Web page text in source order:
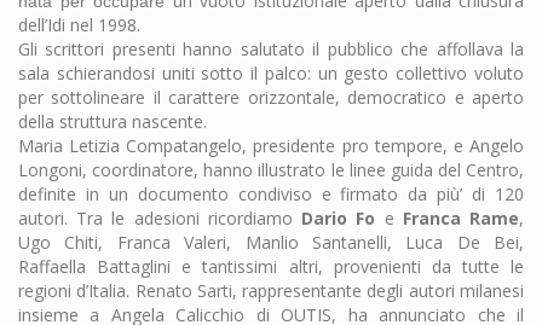
dell’Idi nel 1998.
Gli scrittori presenti hanno salutato il pubblico che affollava la
sala schierandosi uniti sotto il palco: un gesto collettivo voluto
per sottolineare il carattere orizzontale, democratico e aperto
della struttura nascente.
Maria Letizia Compatangelo, presidente pro tempore, e Angelo
Longoni, coordinatore, hanno illustrato le linee guida del Centro,
definite in un documento condiviso e firmato da più’ di 120
autori. Tra le adesioni ricordiamo Dario Fo e Franca Rame,
Ugo Chiti, Franca Valeri, Manlio Santanelli, Luca De Bei,
Raffaella Battaglini e tantissimi altri, provenienti da tutte le
regioni d’Italia. Renato Sarti, rappresentante degli autori milanesi
insieme a Angela Calicchio di OUTIS, ha annunciato che il